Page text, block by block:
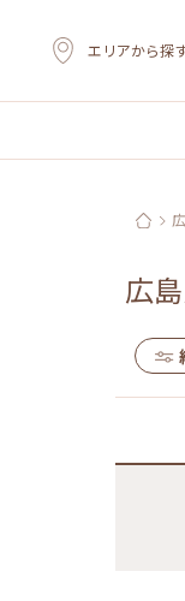
エリアから探
広